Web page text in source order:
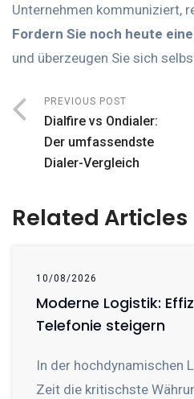
Unternehmen kommuniziert,
Fordern Sie noch heute
und überzeugen Sie sich
PREVIOUS POST
Dialfire vs Ondialer:
Der umfassendste
Dialer-Vergleich
Related Articles
10/08/2026
Moderne Logistik:
Telefonie steigern
In der hochdynamischen
Zeit die kritischste